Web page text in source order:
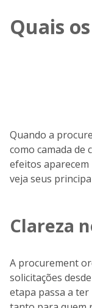
Quais
Quando a
como camada de
efeitos aparecem
veja seus
Clareza
A procurement
solicitações
etapa passa a